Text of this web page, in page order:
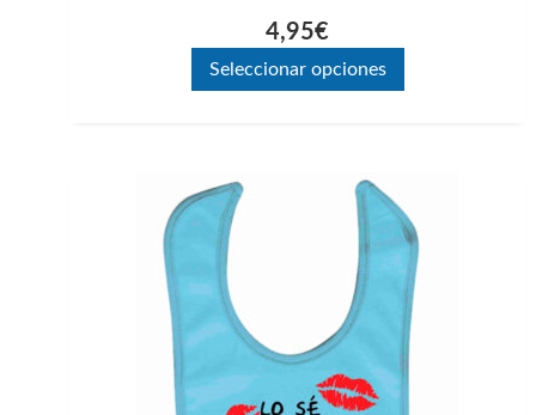
4,95€
Seleccionar opciones
producto
tiene
múltiples
variantes.